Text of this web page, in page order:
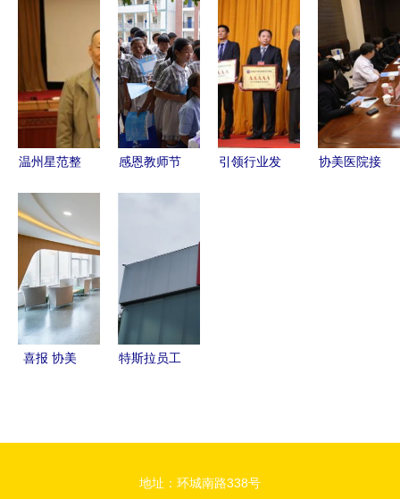
视野引领医
学未来——
赤峰市医院
携手美国心
脏协会，心
血管急救培
挂牌
国医师协会
大会，协美
医院展现学
科实力
保”正式进
驻兰州黛美
尔与协美医
院，医美安
全再添保障
逸夫医院五
期工程荣获
美国建筑师
协会公众选
温州星范整
协3A级医
美机构认
证，树立行
业新标杆
感恩教师节
暖心之举
引领行业发
协美医院接
喜报 协美
特斯拉员工
讼中的绝望
地址：环城南路338号